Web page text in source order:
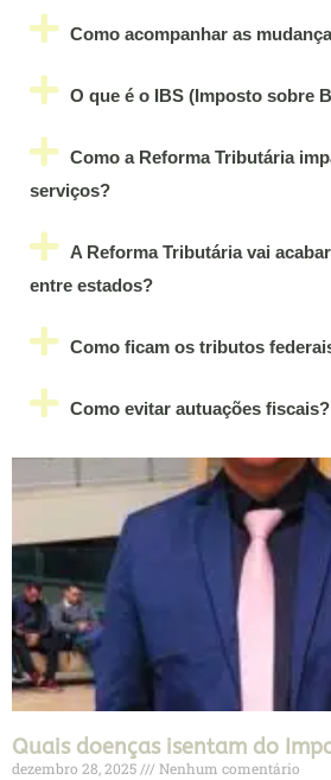
Como acompanhar as
O que é o IBS (Imposto sobre
Como a Reforma Tributária
serviços?
A Reforma Tributária vai
entre estados?
Como ficam os tributos
Como evitar autuações fiscais?
Quais doenças isentam do
dezembro 28, 2025
Nenhum comentário